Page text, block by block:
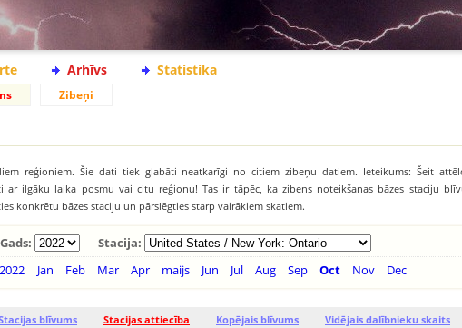
Arhīvs Statistika
Zibeņi
reģioniem. Šie dati tiek glabāti neatkarīgi no citiem zibeņu datiem. Ieteikums: Šeit
ilgāku laika posmu vai citu reģionu! Tas ir tāpēc, ka zibens noteikšanas bāzes staciju
konkrētu bāzes staciju un pārslēgties starp vairākiem skatiem.
Gads:
Stacija:
2022
Jan Feb Mar Apr maijs Jun Jul Aug Sep Oct Nov Dec
blīvums Stacijas attiecība Kopējais blīvums Vidējais dalībnieku skaits